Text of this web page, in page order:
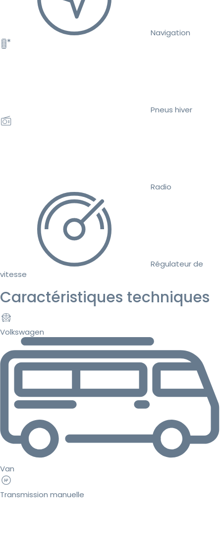
Navigation
Pneus hiver
Radio
Régulateur de
vitesse
Caractéristiques techniques
Volkswagen
Van
Transmission manuelle